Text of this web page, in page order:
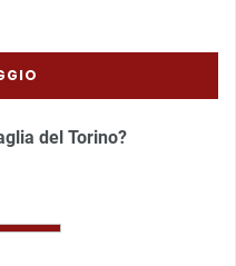
del Torino?